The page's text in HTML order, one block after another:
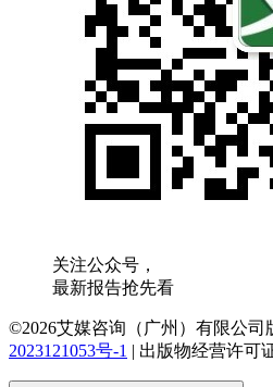
关注公众号，
最新报告抢先看
©2026艾媒咨询（广州）有限公司
2023121053号-1 | 出版物经营许可